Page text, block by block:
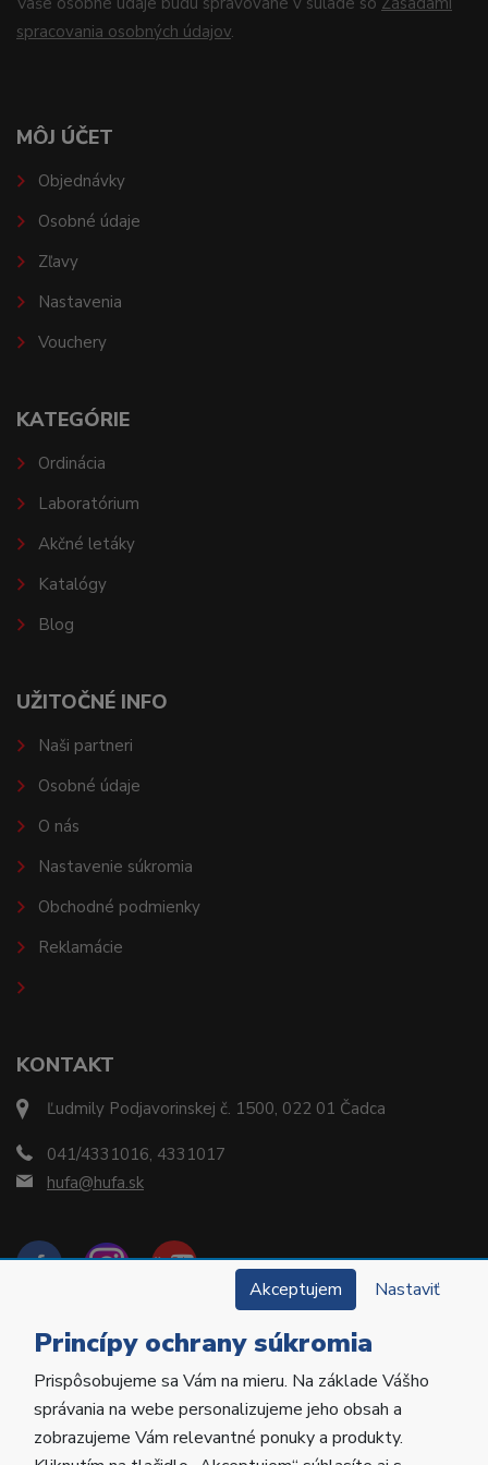
spracovania osobných údajov.
KONTAKT
Ľudmily Podjavorinskej č. 1500, 022 01 Čadca
041/4331016, 4331017
hufa@hufa.sk
MÔJ ÚČET
Objednávky
Osobné údaje
Zľavy
Nastavenia
Vouchery
KATEGÓRIE
Ordinácia
Laboratórium
Akčné letáky
Katalógy
Blog
UŽITOČNÉ INFO
Naši partneri
Osobné údaje
O nás
Nastavenie súkromia
Obchodné podmienky
Reklamácie
Copyright © 2022 Hu-Fa Dental a.s. Všetky práva
vyhradené.
Akceptujem Nastaviť
Princípy ochrany súkromia
Prispôsobujeme sa Vám na mieru. Na základe Vášho
správania na webe personalizujeme jeho obsah a
zobrazujeme Vám relevantné ponuky a produkty.